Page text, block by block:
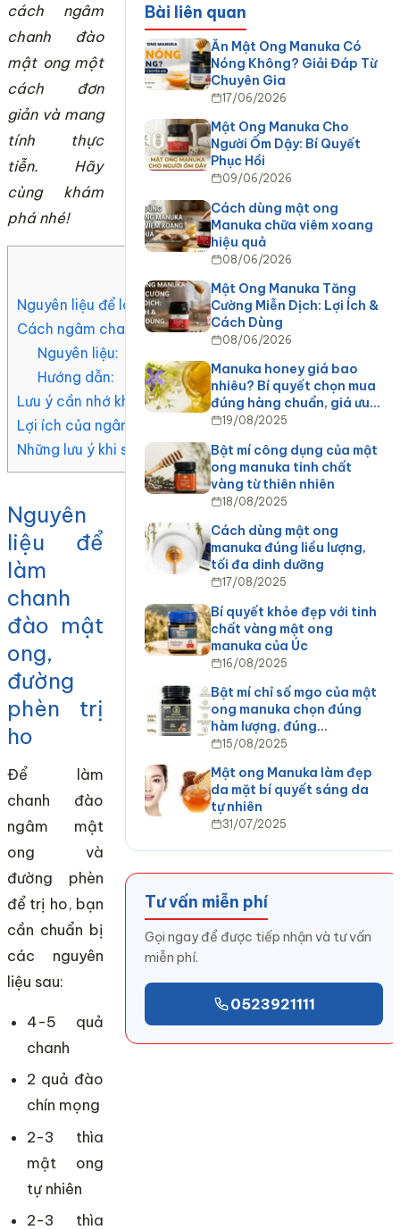
cách ngâm
chanh đào
mật ong một
cách đơn
giản và mang
tính thực
tiễn. Hãy
cùng khám
phá nhé!
Nguyên liệu để làm chanh đào mật ong, đường phèn trị
Cách ngâm chanh đào mật ong, đường phèn trị ho
Nguyên liệu:
Hướng dẫn:
Lưu ý cần nhớ khi làm chanh đào mật ong, đường phèn
Lợi ích của ngâm chanh đào mật ong mang lợi cho sức
Những lưu ý khi sử dụng nước ngâm chanh đào mật ong
Nguyên
liệu để
làm
chanh
đào mật
ong,
đường
phèn trị
ho
Để làm
chanh đào
ngâm mật
ong và
đường phèn
để trị ho, bạn
cần chuẩn bị
các nguyên
liệu sau:
4-5 quả
chanh
2 quả đào
chín mọng
2-3 thìa
mật ong
tự nhiên
2-3 thìa
Bài liên quan
Ăn Mật Ong Manuka Có
Nóng Không? Giải Đáp Từ
Chuyên Gia
17/06/2026
Mật Ong Manuka Cho
Người Ốm Dậy: Bí Quyết
Phục Hồi
09/06/2026
Cách dùng mật ong
Manuka chữa viêm xoang
hiệu quả
08/06/2026
Mật Ong Manuka Tăng
Cường Miễn Dịch: Lợi Ích &
Cách Dùng
08/06/2026
Manuka honey giá bao
nhiêu? Bí quyết chọn mua
đúng hàng chuẩn, giá ưu…
19/08/2025
Bật mí công dụng của mật
ong manuka tinh chất
vàng từ thiên nhiên
18/08/2025
Cách dùng mật ong
manuka đúng liều lượng,
tối đa dinh dưỡng
17/08/2025
Bí quyết khỏe đẹp với tinh
chất vàng mật ong
manuka của Úc
16/08/2025
Bật mí chỉ số mgo của mật
ong manuka chọn đúng
hàm lượng, đúng…
15/08/2025
Mật ong Manuka làm đẹp
da mặt bí quyết sáng da
tự nhiên
31/07/2025
Tư vấn miễn phí
Gọi ngay để được tiếp nhận và tư vấn
miễn phí.
0523921111